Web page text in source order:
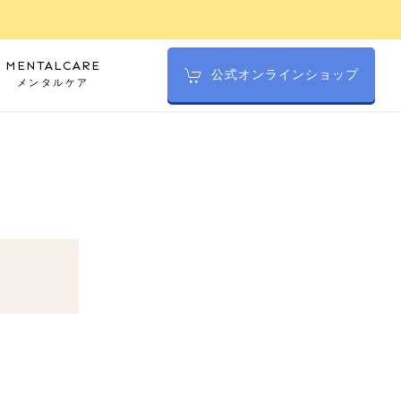
MENTALCARE
メンタルケア 公式オンラインショップ